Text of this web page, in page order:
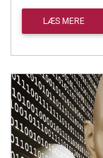
LÆS MERE